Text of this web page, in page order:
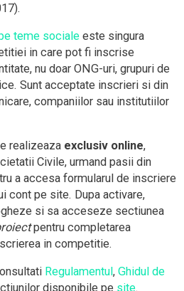
teme sociale este singura
in care pot fi inscrise
nu doar ONG-uri, grupuri de
Sunt acceptate inscrieri si din
companiilor sau institutiilor
realizeaza exclusiv online,
Civile, urmand pasii din
a accesa formularul de inscriere
cont pe site. Dupa activare,
si sa acceseze sectiunea
pentru completarea
in competitie.
Regulamentul, Ghidul de
disponibile pe site.